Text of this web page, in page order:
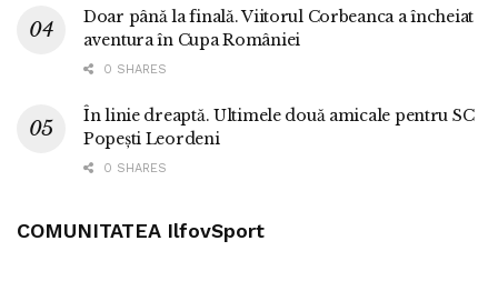
Doar până la finală. Viitorul Corbeanca a încheiat
aventura în Cupa României
0 SHARES
În linie dreaptă. Ultimele două amicale pentru SC
Popești Leordeni
0 SHARES
COMUNITATEA IlfovSport